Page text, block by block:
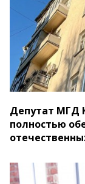
Депутат МГД
полностью